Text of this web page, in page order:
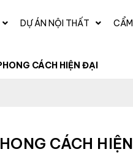
DỰ ÁN NỘI THẤT
CÁCH HIỆN ĐẠI
CÁCH